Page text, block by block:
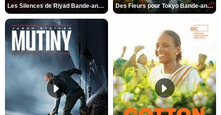
Les Silences de Riyad Bande-annonce VO STFR Des Fleurs pour Tokyo Bande-annonce VO STFR